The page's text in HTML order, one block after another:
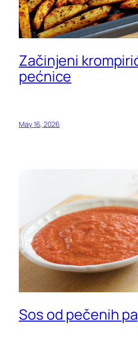
Začinjeni
pećnice
May 16, 2026
Sos od pečenih